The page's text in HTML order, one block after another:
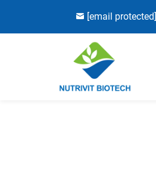
[email protected]